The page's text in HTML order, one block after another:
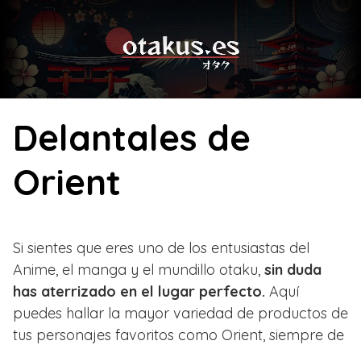
content
Delantales de
Orient
Si sientes que eres uno de los entusiastas del
Anime, el manga y el mundillo otaku, sin duda
has aterrizado en el lugar perfecto. Aquí
puedes hallar la mayor variedad de productos de
tus personajes favoritos como Orient, siempre de